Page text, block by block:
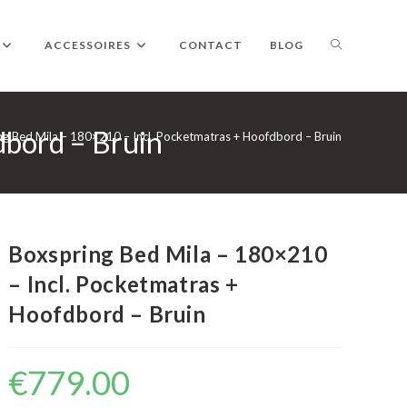
ACCESSOIRES CONTACT BLOG TOGGLE
WEBSITE
– Bruin
Bed Mila – 180×210 – Incl. Pocketmatras + Hoofdbord – Bruin
Boxspring Bed Mila – 180×210
– Incl. Pocketmatras +
Hoofdbord – Bruin
€779.00